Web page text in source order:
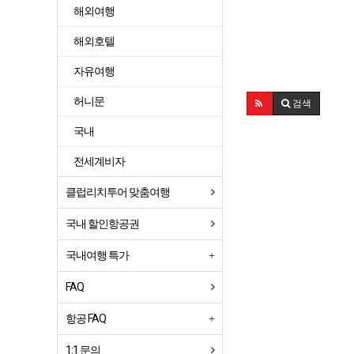
검색
해외여행
해외호텔
자유여행
허니문
국내
전세계비자
클럽리치투어 맞춤여행
국내 할인항공권
국내여행 특가
FAQ
항공 FAQ
1:1 문의